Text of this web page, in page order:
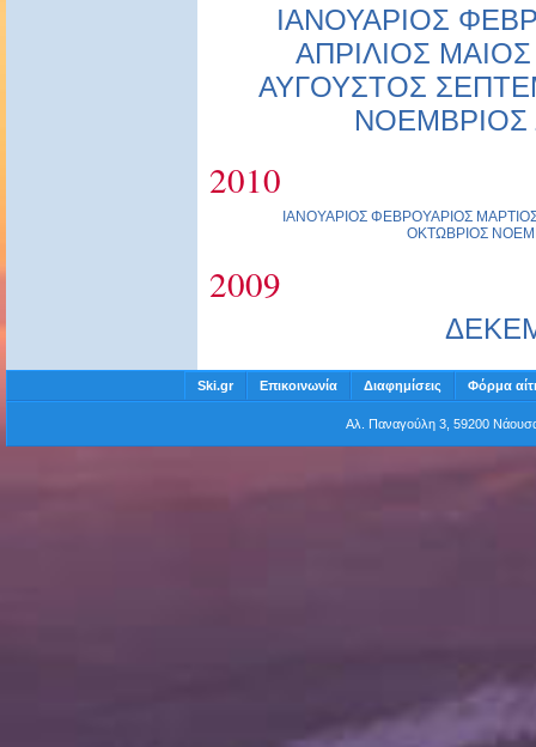
ΙΑΝΟΥΑΡΙΟΣ
ΑΠΡΙΛΙΟΣ ΜΑΙΟΣ
ΑΥΓΟΥΣΤΟΣ
ΝΟΕΜΒΡΙΟΣ
2010
ΙΑΝΟΥΑΡΙΟΣ ΦΕΒΡΟΥΑΡΙΟΣ
ΟΚΤΩΒΡΙΟΣ
2009
Ski.gr Επικοινωνία Διαφημίσεις Φόρμα
Αλ. Παναγούλη 3, 59200